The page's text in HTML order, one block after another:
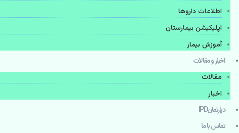
اطلاعات دارو‌ها
اپليكيشن بيمارستان
آموزش بیمار
اخبار و مقالات
مقالات
اخبار
دپارتمانIPD
تماس با ما